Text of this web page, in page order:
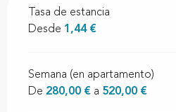
Tasa de estancia
Desde 1,44 €
Semana (en apartamento)
De 280,00 € a 520,00 €